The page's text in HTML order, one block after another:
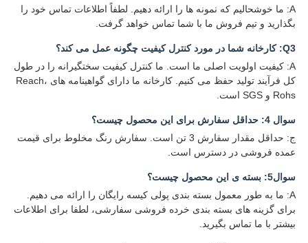
A: ما خوشحالیم که نمونه ها را ارائه دهیم. لطفاً اطلاعات تماس خود را
بگذارید و تیم فروش ما با شما تماس خواهد گرفت.
Q3: کارخانه شما در مورد کنترل کیفیت چگونه عمل می کند؟
A: کیفیت اولویت اصلی ما است. ما کنترل کیفیت سختگیرانه را در طول
کل فرآیند تولید حفظ می کنیم. کارخانه ما دارای گواهینامه های Reach،
Rohs و SGS است.
سوال 4: حداقل سفارش برای این محصول چیست؟
ج: حداقل مقدار سفارش 3 تن است. سفارش رنگ مخلوط برای قیمت
عمده فروشی در دسترس است.
سوال5: بسته ی این محصول چیست؟
A: ما به طور معمول بسته بندی پولی کیسه رایگان را ارائه می دهیم.
برای گزینه های بسته بندی خرده فروشی سفارشی، لطفا برای اطلاعات
بیشتر با ما تماس بگیرید.